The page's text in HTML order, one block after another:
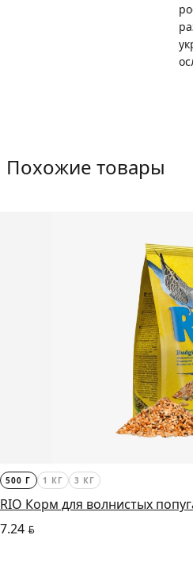
Похожие товары
500 Г 1 КГ 3 КГ
RIO Корм для волнистых
7.24 BYN